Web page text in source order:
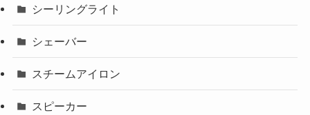
シーリングライト
シェーバー
スチームアイロン
スピーカー